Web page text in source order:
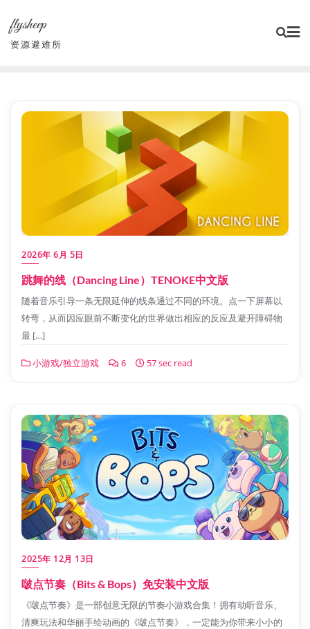
content
flysheep
资源避难所
2026年 6月 5日
跳舞的线（Dancing Line）TENOKE中文版
随着音乐引导一条无限延伸的线条通过不同的环境。点一下屏幕以
转弯，从而因应眼前不断变化的世界做出相应的反应及避开障碍物
最 […]
小游戏/独立游戏 6 57 sec read
2025年 12月 13日
啵点节奏（Bits & Bops）免安装中文版
《啵点节奏》是一部创意无限的节奏小游戏合集！拥有动听音乐、
清爽玩法和华丽手绘动画的《啵点节奏》，一定能为你带来小小的